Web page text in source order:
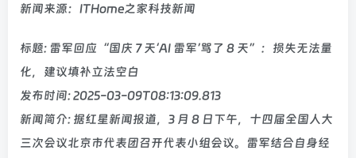
新闻来源：ITHome之家科技新闻
标题: 雷军回应“国庆 7 天‘AI 雷军’骂了 8 天”：损失无法量
化，建议填补立法空白
发布时间: 2025-03-09T08:13:09.813
新闻简介: 据红星新闻报道，3 月 8 日下午，十四届全国人大
三次会议北京市代表团召开代表小组会议。雷军结合自身经